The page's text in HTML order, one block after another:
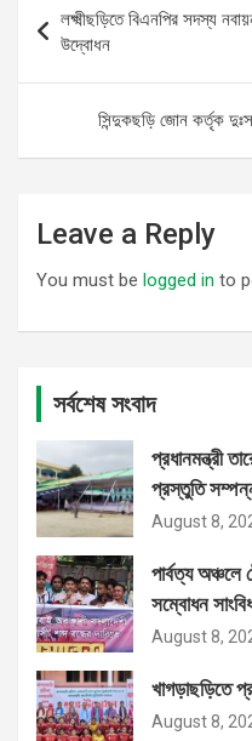
navigation
লক্ষ্মীছড়িতে বিএনপির সদস্য
উদ্বোধন
সিন্দুকছড়ি জোন কর্তৃক
Leave a Reply
You must be logged in to
সর্বশেষ সংবাদ
প্রধানমন্ত্রী
প্রস্তুতি
August 8,
পার্বত্য অঞ্চলে
সম্বোধন
August 8,
খাগড়াছড়িতে
August 8,